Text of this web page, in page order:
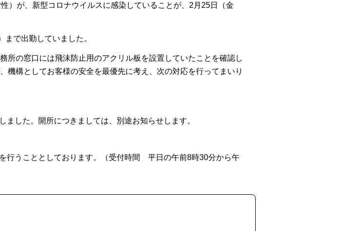
）が、新型コロナウイルスに感染していることが、2月25日（金
で出勤していました。
所の窓口には飛沫防止用のアクリル板を設置していたことを確認し
構としてお客様の安全を最優先に考え、次の対応を行ってまいり
した。開所につきましては、別途お知らせします。
行うこととしております。（受付時間 平日の午前8時30分から午